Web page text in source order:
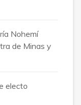
Nohemí
de Minas y
electo